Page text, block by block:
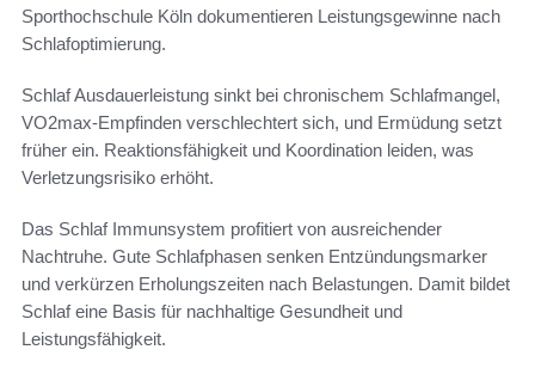
Sporthochschule Köln dokumentieren Leistungsgewinne nach
Schlafoptimierung.
Schlaf Ausdauerleistung sinkt bei chronischem Schlafmangel,
VO2max-Empfinden verschlechtert sich, und Ermüdung setzt
früher ein. Reaktionsfähigkeit und Koordination leiden, was
Verletzungsrisiko erhöht.
Das Schlaf Immunsystem profitiert von ausreichender
Nachtruhe. Gute Schlafphasen senken Entzündungsmarker
und verkürzen Erholungszeiten nach Belastungen. Damit bildet
Schlaf eine Basis für nachhaltige Gesundheit und
Leistungsfähigkeit.